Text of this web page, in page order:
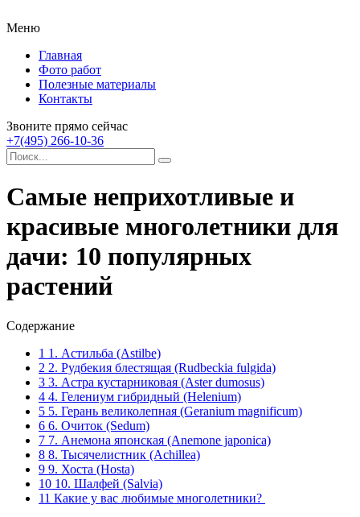
Меню
Главная
Фото работ
Полезные материалы
Контакты
Звоните прямо сейчас
+7(495) 266-10-36
Самые неприхотливые и
красивые многолетники для
дачи: 10 популярных
растений
Содержание
1 1. Астильба (Astilbe)
2 2. Рудбекия блестящая (Rudbeckia fulgida)
3 3. Астра кустарниковая (Aster dumosus)
4 4. Гелениум гибридный (Helenium)
5 5. Герань великолепная (Geranium magnificum)
6 6. Очиток (Sedum)
7 7. Анемона японская (Anemone japonica)
8 8. Тысячелистник (Achillea)
9 9. Хоста (Hosta)
10 10. Шалфей (Salvia)
11 Какие у вас любимые многолетники?